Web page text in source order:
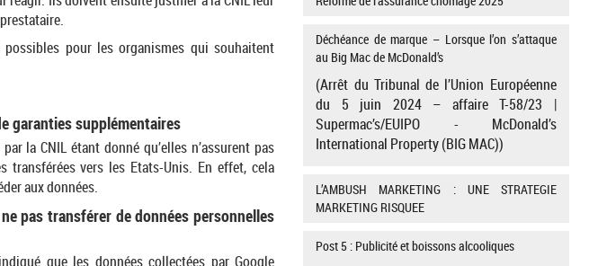
possibles pour les organismes qui souhaitent
garanties supplémentaires
par la CNIL étant donné qu’elles n’assurent pas
transférées vers les Etats-Unis. En effet, cela
aux données.
pas transférer de données personnelles
que les données collectées par Google
Déchéance de marque – Lorsque l’on s’attaque
au Big Mac de McDonald’s
(Arrêt du Tribunal de l’Union Européenne
du 5 juin 2024 – affaire T-58/23 |
Supermac’s/EUIPO - McDonald’s
International Property (BIG MAC))
L’AMBUSH MARKETING : UNE STRATEGIE
MARKETING RISQUEE
Post 5 : Publicité et boissons alcooliques